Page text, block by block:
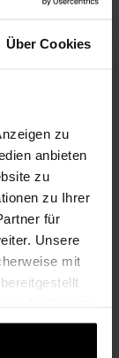
Über Cookies
zu
anbieten
zu
zu Ihrer
für
Unsere
mit